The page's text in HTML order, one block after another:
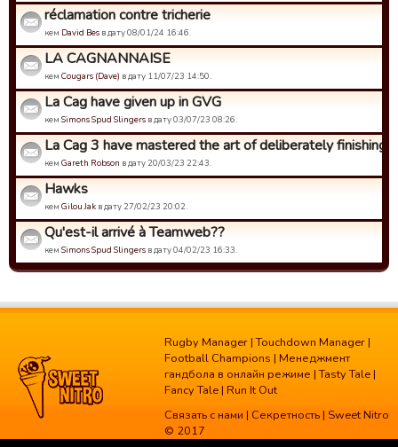
réclamation contre tricherie
кем David Bes в дату 08/01/24 16:46.
LA CAGNANNAISE
кем Cougars (Dave) в дату 11/07/23 14:50.
La Cag have given up in GVG
кем Simons Spud Slingers в дату 03/07/23 08:26.
La Cag 3 have mastered the art of deliberately finishing
кем Gareth Robson в дату 20/03/23 22:43.
Hawks
кем Gilou Jak в дату 27/02/23 20:02.
Qu'est-il arrivé à Teamweb??
кем Simons Spud Slingers в дату 04/02/23 16:33.
Rugby Manager |Touchdown Manager |
Football Champions | Менеджмент
гандбола в онлайн режиме |Tasty Tale |
Fancy Tale | Run It Out
Связать с нами | Секретность | Sweet Nitro
© 2017